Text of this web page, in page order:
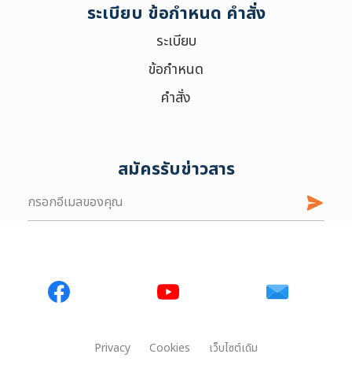
ระเบียบ ข้อกำหนด คำสั่ง
ระเบียบ
ข้อกำหนด
คำสั่ง
สมัครรับข่าวสาร
Privacy Cookies เว็บไซต์เดิม